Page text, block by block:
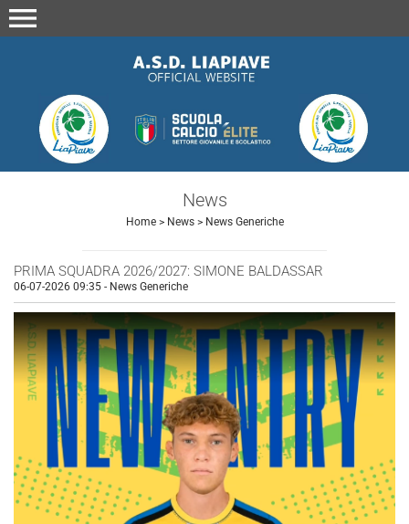
menu
News
Home> News> News Generiche
PRIMA SQUADRA 2026/2027: SIMONE BALDASSAR
06-07-2026 09:35 - News Generiche